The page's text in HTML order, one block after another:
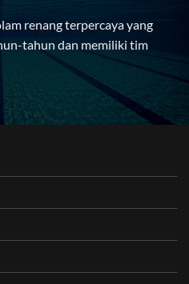
renang terpercaya yang
tahun dan memiliki tim